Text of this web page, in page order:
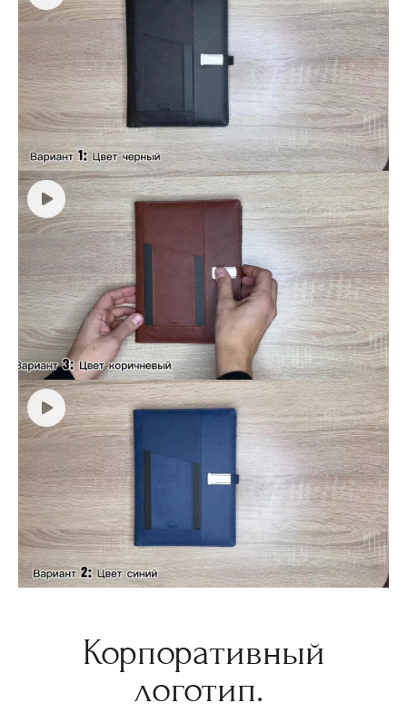
Корпоративный
логотип.